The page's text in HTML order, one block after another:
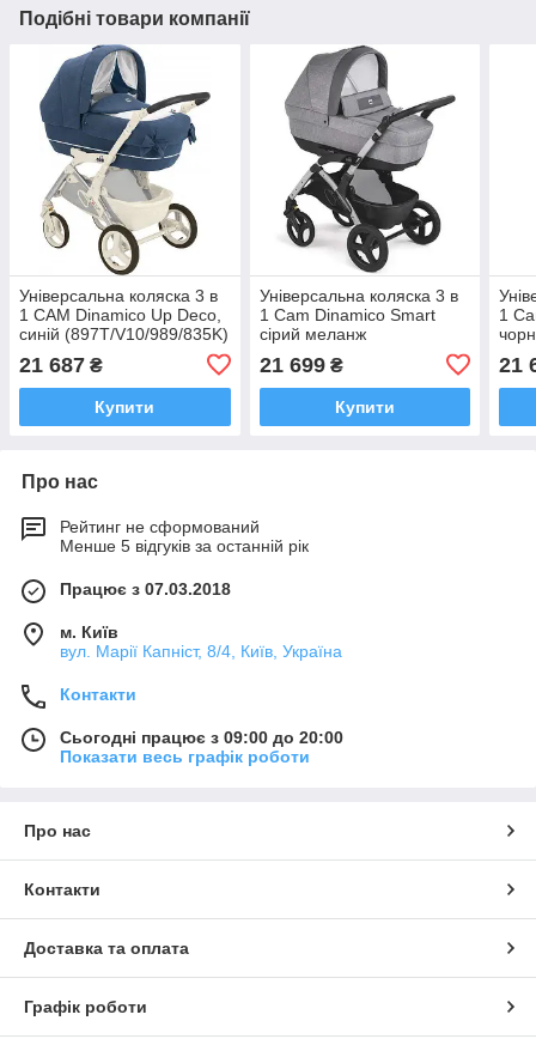
Подібні товари компанії
Універсальна коляска 3 в
1 CAM Dinamico Up Deco,
синій (897T/V10/989/835K)
21 687 ₴
Купити
Універсальна коляска 3 в
1 Cam Dinamico Smart
сірий меланж
21 699₴
Купити
1
21
Про нас
Рейтинг не сформований
Менше 5 відгуків за останній рік
Працює з 07.03.2018
м. Київ
вул. Марії Капніст, 8/4, Київ, Україна
Контакти
Сьогодні працює з 09:00 до 20:00
Показати весь графік роботи
Про нас
Контакти
Доставка та оплата
Графік роботи